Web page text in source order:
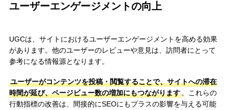
ユーザーエンゲージメントの向上
UGCは、サイトにおけるユーザーエンゲージメントを高める効果
があります。他のユーザーのレビューや意見は、訪問者にとって
参考になる情報源となります。
ユーザーがコンテンツを投稿・閲覧することで、サイトへの滞在
時間が延び、ページビュー数の増加にもつながります。これらの
行動指標の改善は、間接的にSEOにもプラスの影響を与える可能